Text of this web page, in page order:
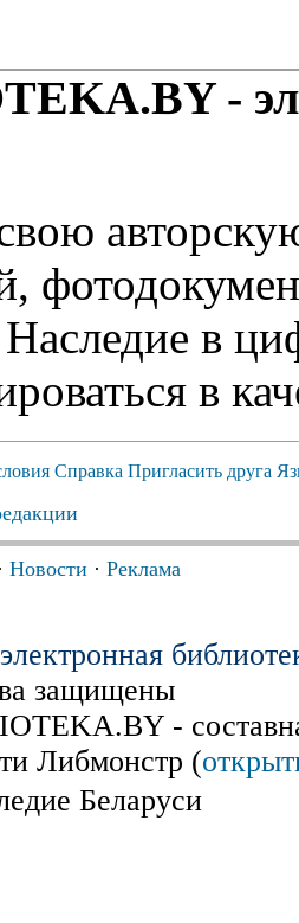
-
Наследие в
в
Справка Пригласить друга
· Новости · Реклама
защищены
-
Либмонстр (
Беларуси